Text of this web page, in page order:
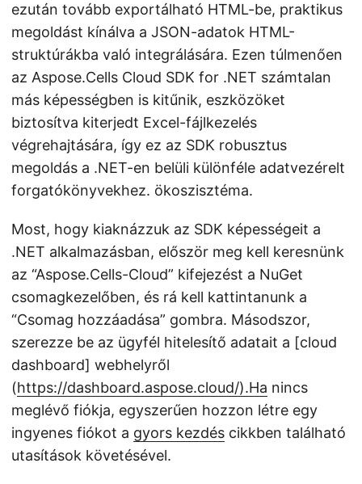
ezután tovább exportálható HTML-be, praktikus
megoldást kínálva a JSON-adatok HTML-
struktúrákba való integrálására. Ezen túlmenően
az Aspose.Cells Cloud SDK for .NET számtalan
más képességben is kitűnik, eszközöket
biztosítva kiterjedt Excel-fájlkezelés
végrehajtására, így ez az SDK robusztus
megoldás a .NET-en belüli különféle adatvezérelt
forgatókönyvekhez. ökoszisztéma.
Most, hogy kiaknázzuk az SDK képességeit a
.NET alkalmazásban, először meg kell keresnünk
az “Aspose.Cells-Cloud” kifejezést a NuGet
csomagkezelőben, és rá kell kattintanunk a
“Csomag hozzáadása” gombra. Másodszor,
szerezze be az ügyfél hitelesítő adatait a [cloud
dashboard] webhelyről
(https://dashboard.aspose.cloud/).Ha nincs
meglévő fiókja, egyszerűen hozzon létre egy
ingyenes fiókot a gyors kezdés cikkben található
utasítások követésével.